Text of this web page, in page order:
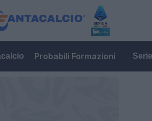
Probabili Formazioni